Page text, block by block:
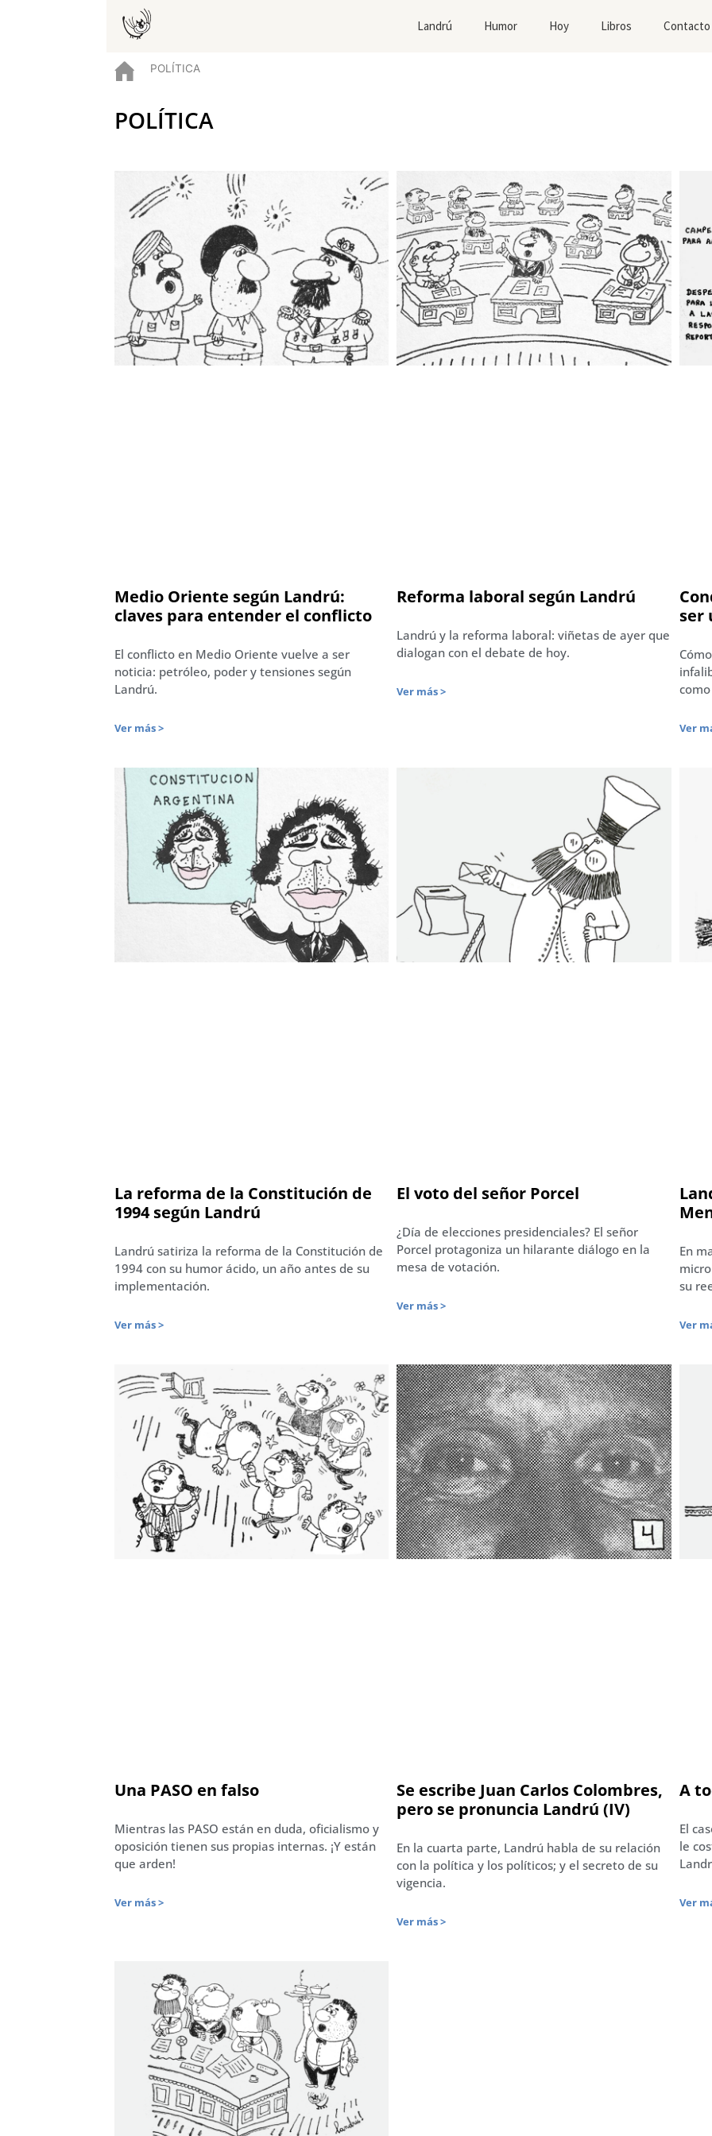
Landrú Humor Hoy Libros Contacto
POLÍTICA
POLÍTICA
Medio Oriente según Landrú:
claves para entender el conflicto
El conflicto en Medio Oriente vuelve a ser
noticia: petróleo, poder y tensiones según
Landrú.
Ver más >
Reforma laboral según Landrú
Landrú y la reforma laboral: viñetas de ayer que
dialogan con el debate de hoy.
Ver más >
ser
Ver
La reforma de la Constitución de
1994 según Landrú
Landrú satiriza la reforma de la Constitución de
1994 con su humor ácido, un año antes de su
implementación.
Ver más >
El voto del señor Porcel
¿Día de elecciones presidenciales? El señor
Porcel protagoniza un hilarante diálogo en la
mesa de votación.
Ver más >
En
su
Ver
Una PASO en falso
Mientras las PASO están en duda, oficialismo y
oposición tienen sus propias internas. ¡Y están
que arden!
Ver más >
Se escribe Juan Carlos Colombres,
pero se pronuncia Landrú (IV)
En la cuarta parte, Landrú habla de su relación
con la política y los políticos; y el secreto de su
vigencia.
Ver más >
A
El
le
Ver